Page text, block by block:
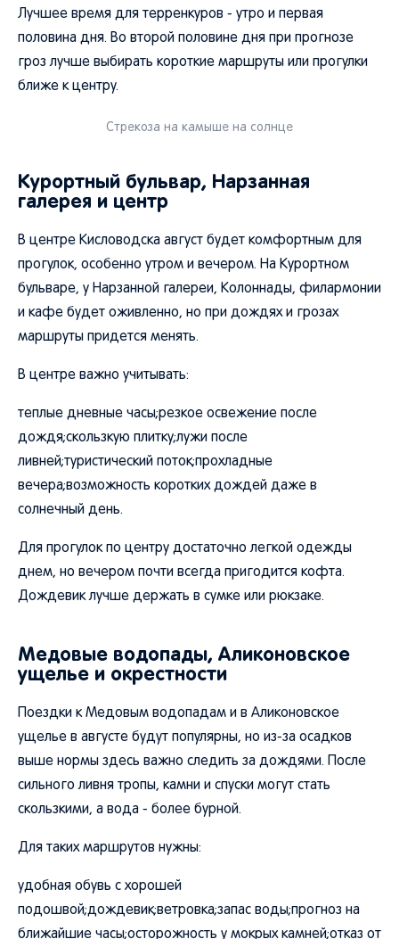
Лучшее время для терренкуров - утро и первая
половина дня. Во второй половине дня при прогнозе
гроз лучше выбирать короткие маршруты или прогулки
ближе к центру.
Стрекоза на камыше на солнце
Курортный бульвар, Нарзанная
галерея и центр
В центре Кисловодска август будет комфортным для
прогулок, особенно утром и вечером. На Курортном
бульваре, у Нарзанной галереи, Колоннады, филармонии
и кафе будет оживленно, но при дождях и грозах
маршруты придется менять.
В центре важно учитывать:
теплые дневные часы;резкое освежение после
дождя;скользкую плитку;лужи после
ливней;туристический поток;прохладные
вечера;возможность коротких дождей даже в
солнечный день.
Для прогулок по центру достаточно легкой одежды
днем, но вечером почти всегда пригодится кофта.
Дождевик лучше держать в сумке или рюкзаке.
Медовые водопады, Аликоновское
ущелье и окрестности
Поездки к Медовым водопадам и в Аликоновское
ущелье в августе будут популярны, но из-за осадков
выше нормы здесь важно следить за дождями. После
сильного ливня тропы, камни и спуски могут стать
скользкими, а вода - более бурной.
Для таких маршрутов нужны:
удобная обувь с хорошей
подошвой;дождевик;ветровка;запас воды;прогноз на
ближайшие часы;осторожность у мокрых камней;отказ от